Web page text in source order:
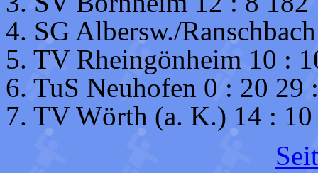
4. SG Albersw./
5. TV Rheingönheim 10 :
6. TuS Neuhofen 0 : 20 29
7. TV Wörth (a. K.) 14 :